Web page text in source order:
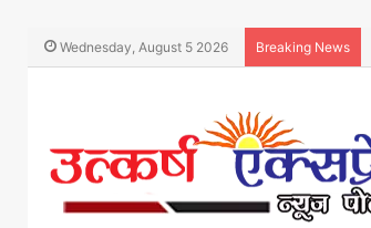
Wednesday, August 5 2026 Breaking News